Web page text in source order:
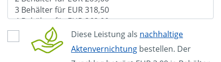
Diese Leistung als nachhaltige
Aktenvernichtung bestellen. Der